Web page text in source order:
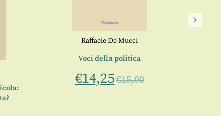
Raffaele De Mucci
Voci della politica
€14,25€15,00